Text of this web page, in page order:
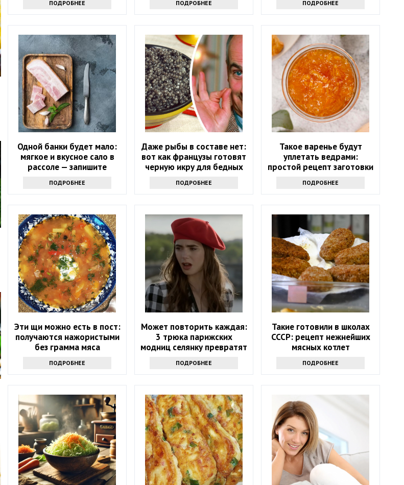
ПОДРОБНЕЕ ПОДРОБНЕЕ ПОДРОБНЕЕ
Одной банки будет мало:
мягкое и вкусное сало в
рассоле — запишите
ПОДРОБНЕЕ
Даже рыбы в составе нет:
вот как французы готовят
черную икру для бедных
ПОДРОБНЕЕ
Такое варенье будут
уплетать ведрами:
простой рецепт заготовки
ПОДРОБНЕЕ
Эти щи можно есть в пост:
получаются нажористыми
без грамма мяса
ПОДРОБНЕЕ
Может повторить каждая:
3 трюка парижских
модниц селянку превратят
ПОДРОБНЕЕ
Такие готовили в школах
СССР: рецепт нежнейших
мясных котлет
ПОДРОБНЕЕ